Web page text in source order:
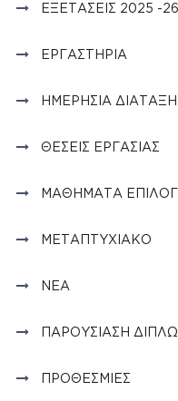
ΕΞΕΤΆΣΕΙΣ 2025 -
ΕΡΓΑΣΤΉΡΙΑ
ΗΜΕΡΉΣΙΑ ΔΙΆΤΑΞΗ
ΘΈΣΕΙΣ ΕΡΓΑΣΊΑΣ
ΜΑΘΉΜΑΤΑ
ΜΕΤΑΠΤΥΧΙΑΚΌ
ΝΈΑ
ΠΑΡΟΥΣΊΑΣΗ
ΠΡΟΘΕΣΜΊΕΣ